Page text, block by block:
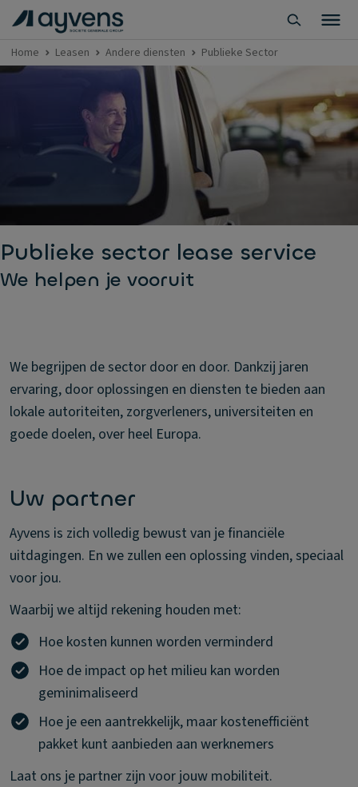
Home Leasen Andere diensten Publieke Sector
Publieke sector lease service
We helpen je vooruit
We begrijpen de sector door en door. Dankzij jaren
ervaring, door oplossingen en diensten te bieden aan
lokale autoriteiten, zorgverleners, universiteiten en
goede doelen, over heel Europa.
Uw partner
Ayvens is zich volledig bewust van je financiële
uitdagingen. En we zullen een oplossing vinden, speciaal
voor jou.
Waarbij we altijd rekening houden met:
Hoe kosten kunnen worden verminderd
Hoe de impact op het milieu kan worden
geminimaliseerd
Hoe je een aantrekkelijk, maar kostenefficiënt
pakket kunt aanbieden aan werknemers
Laat ons je partner zijn voor jouw mobiliteit.